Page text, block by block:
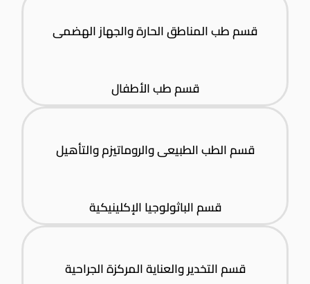
قسم طب المناطق الحارة والجهاز الهضمى
قسم طب الأطفال
قسم الطب الطبيعى والروماتيزم والتأهيل
قسم الباثولوجيا الإكلينيكية
قسم التخدير والعناية المركزة الجراحية